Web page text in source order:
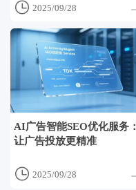
 2025/09/28
AI广告智能SEO优化服务：
让广告投放更精准
 2025/09/28